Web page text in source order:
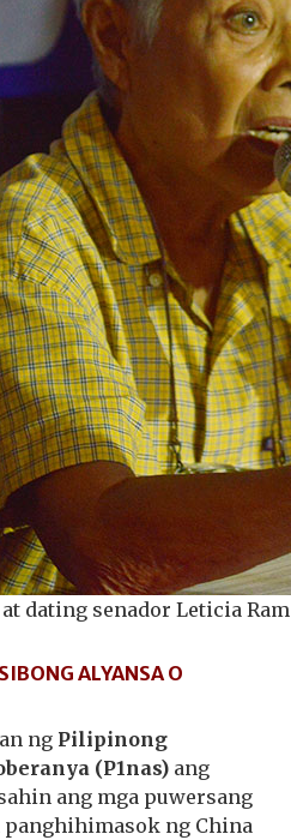
dating senador Leticia
ALYANSA O
ng Pilipinong
(P1nas) ang
ang mga puwersang
ng China